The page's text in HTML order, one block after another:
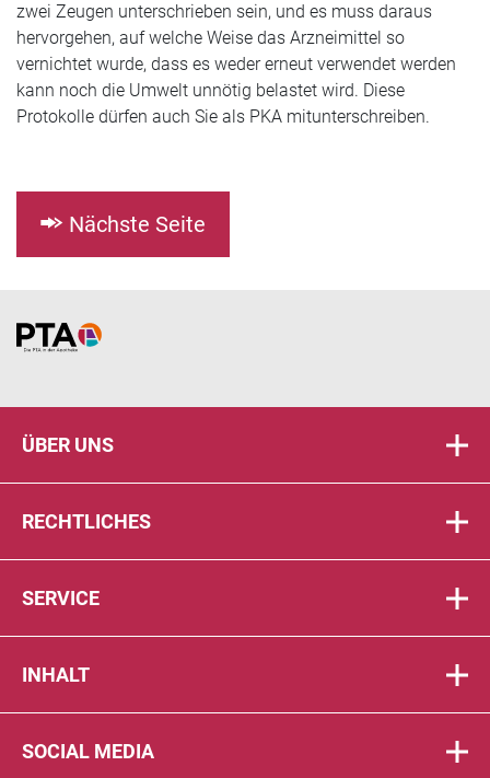
zwei Zeugen unterschrieben sein, und es muss daraus
hervorgehen, auf welche Weise das Arzneimittel so
vernichtet wurde, dass es weder erneut verwendet werden
kann noch die Umwelt unnötig belastet wird. Diese
Protokolle dürfen auch Sie als PKA mitunterschreiben.
Nächste Seite
Home
ÜBER UNS
RECHTLICHES
SERVICE
INHALT
SOCIAL MEDIA